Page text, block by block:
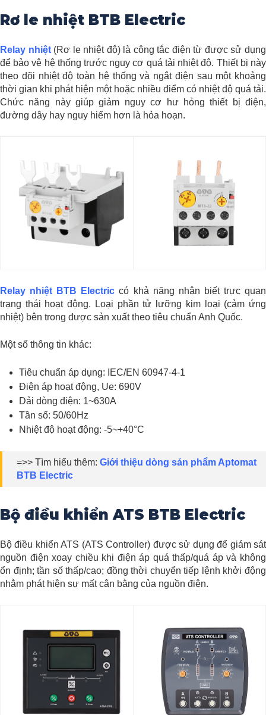
Rơ le nhiệt BTB Electric
Relay nhiệt(Rơ le nhiệt độ) là công tắc điện từ được sử dụng
để bảo vệ hệ thống trước nguy cơ quá tải nhiệt độ. Thiết bị này
theo dõi nhiệt độ toàn hệ thống và ngắt điện sau một khoảng
thời gian khi phát hiện một hoặc nhiều điểm có nhiệt độ quá tải.
Chức năng này giúp giảm nguy cơ hư hỏng thiết bị điện,
đường dây hay nguy hiểm hơn là hỏa hoạn.
Relay nhiệt BTB Electric có khả năng nhận biết trực quan
trạng thái hoạt động. Loại phần tử lưỡng kim loại (cảm ứng
nhiệt) bên trong được sản xuất theo tiêu chuẩn Anh Quốc.
Một số thông tin khác:
Tiêu chuẩn áp dụng: IEC/EN 60947-4-1
Điện áp hoạt động, Ue: 690V
Dải dòng điện: 1~630A
Tần số: 50/60Hz
Nhiệt độ hoạt động: -5~+40°C
=>> Tìm hiểu thêm: Giới thiệu dòng sản phẩm Aptomat
BTB Electric
Bộ điều khiển ATS BTB Electric
Bộ điều khiển ATS (ATS Controller) được sử dụng để giám sát
nguồn điện xoay chiều khi điện áp quá thấp/quá áp và không
ổn định; tần số thấp/cao; đồng thời chuyển tiếp lệnh khởi động
nhằm phát hiện sự mất cân bằng của nguồn điện.